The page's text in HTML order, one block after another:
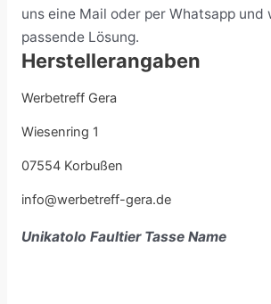
uns eine Mail oder per Whatsapp und
passende Lösung.
Herstellerangaben
Werbetreff Gera
Wiesenring 1
07554 Korbußen
info@werbetreff-gera.de
Unikatolo Faultier Tasse Name